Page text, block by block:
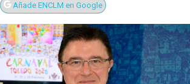
Añade ENCLM en Google